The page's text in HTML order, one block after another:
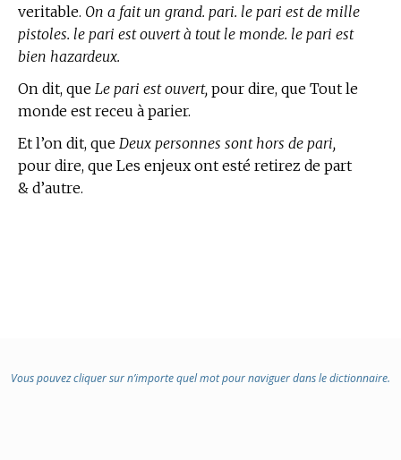
veritable. On a fait un grand. pari. le pari est de mille
pistoles. le pari est ouvert à tout le monde. le pari est
bien hazardeux.
On dit, que Le pari est ouvert, pour dire, que Tout le
monde est receu à parier.
Et l’on dit, que Deux personnes sont hors de pari,
pour dire, que Les enjeux ont esté retirez de part
& d’autre.
Vous pouvez cliquer sur n’importe quel mot pour naviguer dans le dictionnaire.